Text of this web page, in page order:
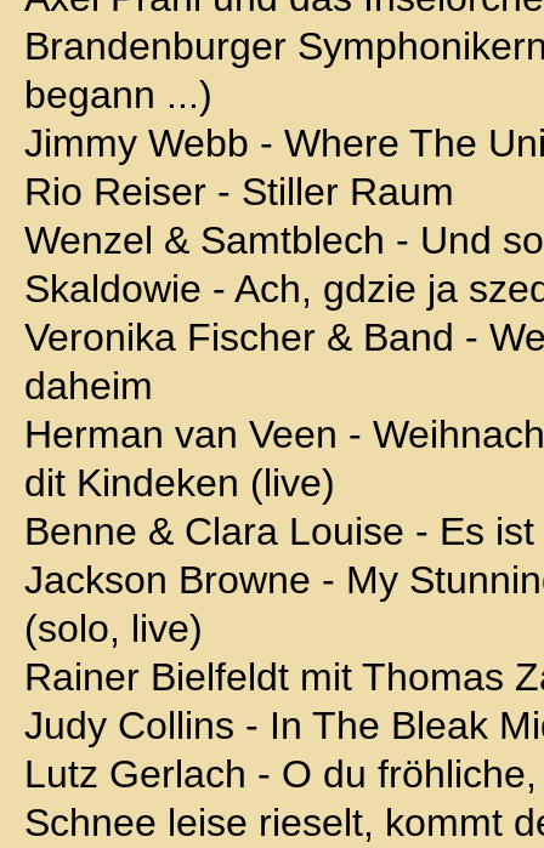
Brandenburger
begann ...)
Jimmy Webb - Where The
Rio Reiser - Stiller Raum
Wenzel & Samtblech - Und
Skaldowie - Ach, gdzie ja
Veronika Fischer & Band -
daheim
Herman van Veen -
dit Kindeken (live)
Benne & Clara Louise - Es
Jackson Browne - My
(solo, live)
Rainer Bielfeldt mit Thomas
Judy Collins - In The Bleak
Lutz Gerlach - O du
Schnee leise rieselt, kommt